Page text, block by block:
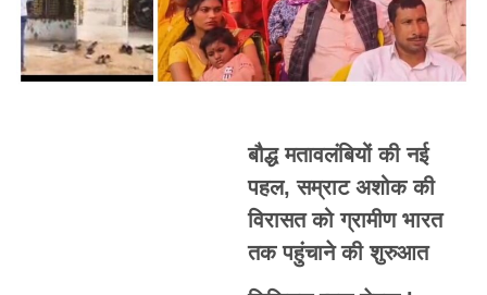
बौद्ध मतावलंबियों की नई
पहल, सम्राट अशोक की
विरासत को ग्रामीण भारत
तक पहुंचाने की शुरुआत